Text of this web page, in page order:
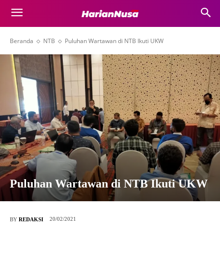
Beranda NTB Puluhan Wartawan di NTB Ikuti UKW
Puluhan Wartawan di NTB Ikuti UKW
BY REDAKSI 20/02/2021